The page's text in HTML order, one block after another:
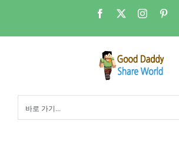
츠
Facebook Instagram
바로 가기...